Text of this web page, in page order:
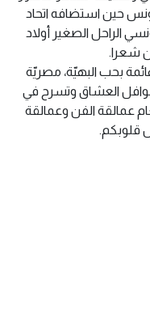
حين استضافه اتحاد
الراحل الصغير أولاد
شعرا.
بحب البهيّة، مصريّة
العشاق وتسرح في
عمالقة الفن وعمالقة
قلوبكم.